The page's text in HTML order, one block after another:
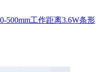
500mm工作距离3.6W条形